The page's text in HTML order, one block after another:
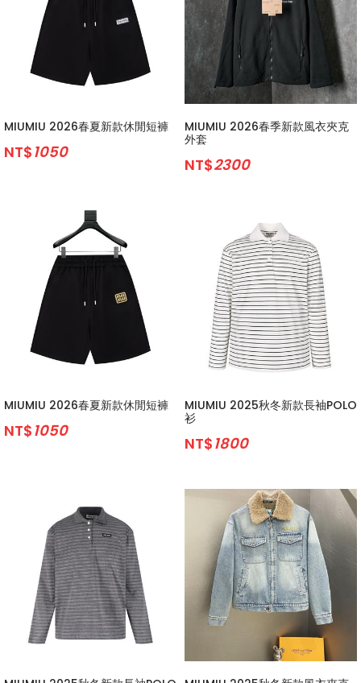
MIUMIU 2026春夏新款休閒短褲
NT$1050
MIUMIU 2026春季新款風衣夾克
外套
NT$2300
MIUMIU 2026春夏新款休閒短褲
NT$1050
MIUMIU 2025秋冬新款長袖POLO
衫
NT$1800